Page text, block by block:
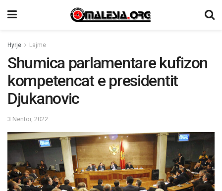
Hyrje Lajme
Shumica parlamentare kufizon
kompetencat e presidentit
Djukanovic
3 Nëntor, 2022